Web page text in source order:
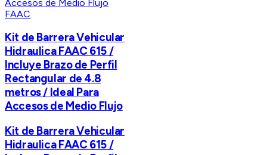
FAAC
Kit de Barrera Vehicular
Hidraulica FAAC 615 /
Incluye Brazo de Perfil
Rectangular de 4.8
metros / Ideal Para
Accesos de Medio Flujo
Kit de Barrera Vehicular
Hidraulica FAAC 615 /